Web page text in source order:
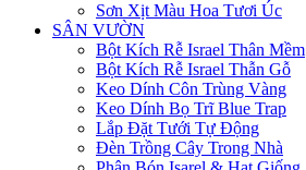
Sơn Xịt Màu Hoa Tươi Úc
SÂN VƯỜN
Bột Kích Rễ Israel Thân Mềm
Bột Kích Rễ Israel Thẫn Gỗ
Keo Dính Côn Trùng Vàng
Keo Dính Bọ Trĩ Blue Trap
Lắp Đặt Tưới Tự Động
Đèn Trồng Cây Trong Nhà